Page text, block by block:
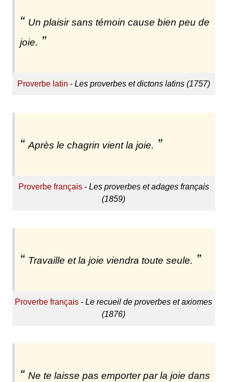
Un plaisir sans témoin cause bien peu de
joie.
Proverbe latin - Les proverbes et dictons latins (1757)
Après le chagrin vient la joie.
Proverbe français- Les proverbes et adages français
(1859)
Travaille et la joie viendra toute seule.
Proverbe français -Le recueil de proverbes et axiomes
(1876)
Ne te laisse pas emporter par la joie dans